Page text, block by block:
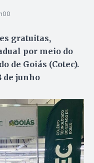
gratuitas,
por meio do
de Goiás (Cotec).
de junho